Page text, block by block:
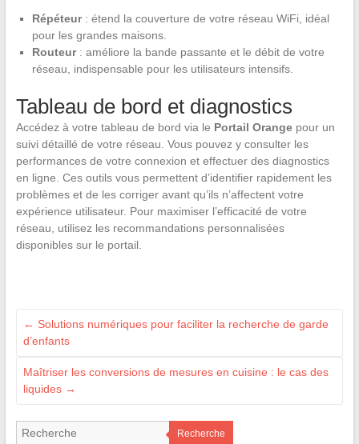
Répéteur: étend la couverture de votre réseau WiFi, idéal
pour les grandes maisons.
Routeur: améliore la bande passante et le débit de votre
réseau, indispensable pour les utilisateurs intensifs.
Tableau de bord et diagnostics
Accédez à votre tableau de bord via le Portail Orangepour un
suivi détaillé de votre réseau. Vous pouvez y consulter les
performances de votre connexion et effectuer des diagnostics
en ligne. Ces outils vous permettent d’identifier rapidement les
problèmes et de les corriger avant qu’ils n’affectent votre
expérience utilisateur. Pour maximiser l’efficacité de votre
réseau, utilisez les recommandations personnalisées
disponibles sur le portail.
← Solutions numériques pour faciliter la recherche de garde
d’enfants
Maîtriser les conversions de mesures en cuisine : le cas des
liquides →
Recherche